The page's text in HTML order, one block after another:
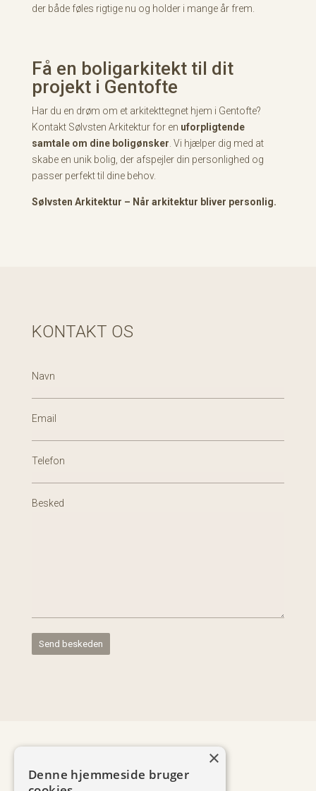
der både føles rigtige nu og holder i mange år frem.
Få en boligarkitekt til dit
projekt i Gentofte
Har du en drøm om et arkitekttegnet hjem i Gentofte?
Kontakt Sølvsten Arkitektur for en uforpligtende
samtale om dine boligønsker . Vi hjælper dig med at
skabe en unik bolig, der afspejler din personlighed og
passer perfekt til dine behov.
Sølvsten Arkitektur – Når arkitektur bliver personlig.
KONTAKT OS
Navn
Email
Telefon
Besked
+45 2044 9918
×
Denne hjemmeside bruger